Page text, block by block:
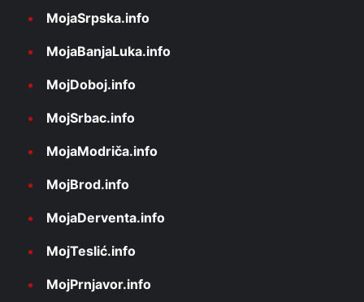
MojaSrpska.info
MojaBanjaLuka.info
MojDoboj.info
MojSrbac.info
MojaModriča.info
MojBrod.info
MojaDerventa.info
MojTeslić.info
MojPrnjavor.info